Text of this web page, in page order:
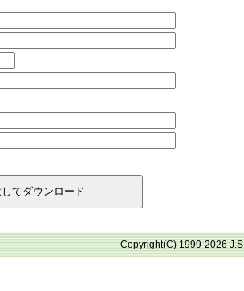
Copyright(C) 1999-2026